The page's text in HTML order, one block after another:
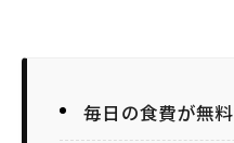
毎日の食費が無料